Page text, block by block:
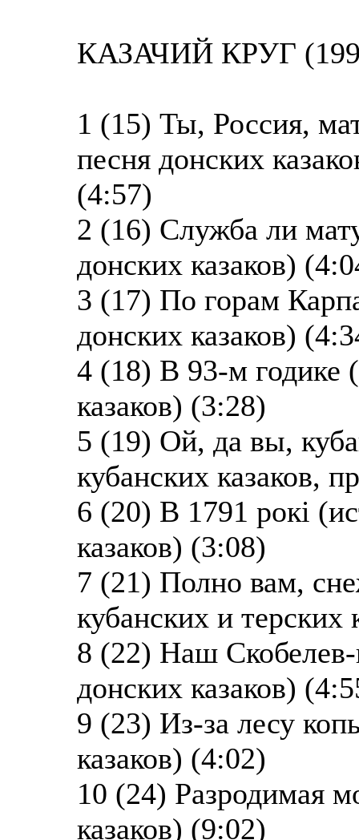
КАЗАЧИЙ КРУГ
1 (15) Ты, Россия,
песня донских
(4:57)
2 (16) Служба ли
донских казаков)
3 (17) По горам
донских казаков)
4 (18) В 93-м годике
казаков) (3:28)
5 (19) Ой, да вы,
кубанских казаков,
6 (20) В 1791 рокi
казаков) (3:08)
7 (21) Полно вам,
кубанских и терских
8 (22) Наш Скобелев-
донских казаков)
9 (23) Из-за лесу
казаков) (4:02)
10 (24) Разродимая
казаков) (9:02)